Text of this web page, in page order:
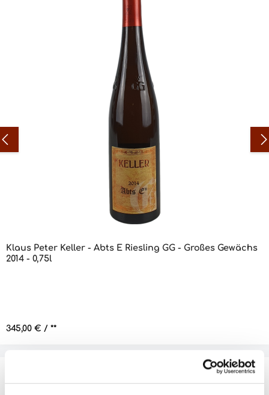
Klaus Peter Keller - Abts E Riesling GG - Großes Gewächs
2014 - 0,75l
Regulärer Preis:
345,00 € / **